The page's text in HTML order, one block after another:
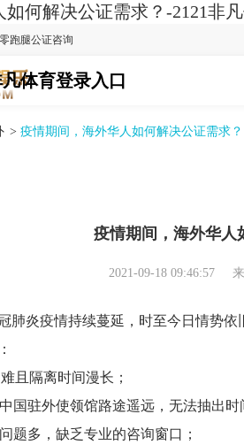
何解决公证需求？-2121非
零跑腿公证咨询
凡体育登录入口
> 疫情期间，海外华人如何解决公证需求？
疫情期间，海外华人
2021-09-18 09:46:57
肺炎疫情持续蔓延，时至今日情势依
且隔离时间漫长；
国驻外使领馆路途遥远，无法抽出
题多，缺乏专业的咨询窗口；